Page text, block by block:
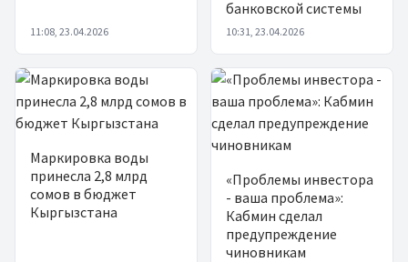
11:08, 23.04.2026
банковской системы
10:31, 23.04.2026
Маркировка воды
принесла 2,8 млрд
сомов в бюджет
Кыргызстана
«Проблемы инвестора
- ваша проблема»:
Кабмин сделал
предупреждение
чиновникам